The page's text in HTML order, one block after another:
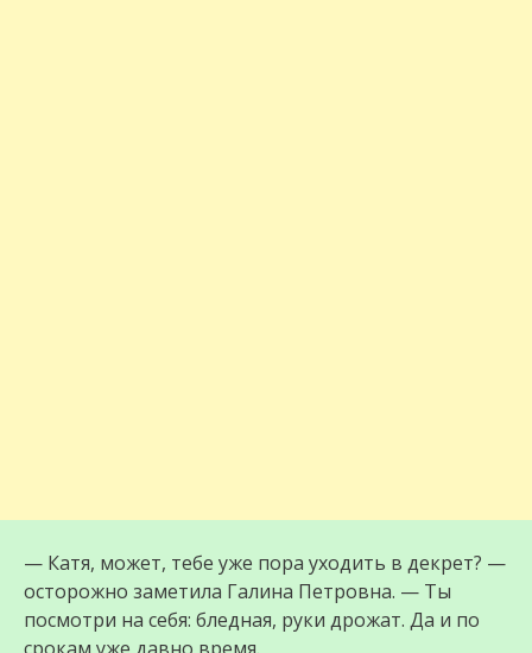
— Катя, может, тебе уже пора уходить в декрет? —
осторожно заметила Галина Петровна. — Ты
посмотри на себя: бледная, руки дрожат. Да и по